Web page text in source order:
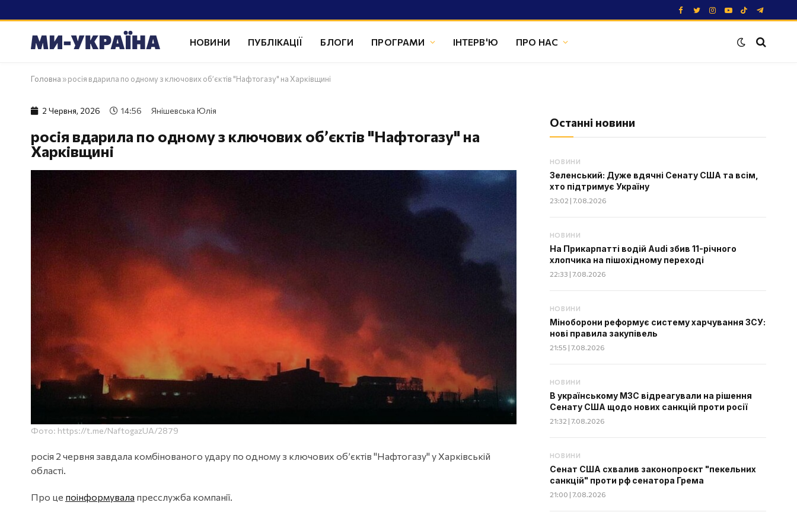
Facebook
TwitterInstagram
YouTube
TikTokTelegram
НОВИНИ ПУБЛІКАЦІЇ БЛОГИ ПРОГРАМИ ІНТЕРВ'Ю ПРО НАС
Головна »росія вдарила по одному з ключових об’єктів "Нафтогазу" на Харківщині
2 Червня, 2026 14:56 Янішевська Юлія
росія вдарила по одному з ключових об’єктів "Нафтогазу" на
Харківщині
Фото: https://t.me/NaftogazUA/2879
росія 2 червня завдала комбінованого удару по одному з ключових об’єктів "Нафтогазу" у Харківській
області.
Про це поінформувала пресслужба компанії.
Останні новини
НОВИНИ
Зеленський: Дуже вдячні Сенату США та всім,
хто підтримує Україну
23:02 | 7.08.2026
НОВИНИ
На Прикарпатті водій Audi збив 11-річного
хлопчика на пішохідному переході
22:33 | 7.08.2026
НОВИНИ
Міноборони реформує систему харчування ЗСУ:
нові правила закупівель
21:55 | 7.08.2026
НОВИНИ
В українському МЗС відреагували на рішення
Сенату США щодо нових санкцій проти росії
21:32 | 7.08.2026
НОВИНИ
Сенат США схвалив законопроєкт "пекельних
санкцій" проти рф сенатора Грема
21:00 | 7.08.2026